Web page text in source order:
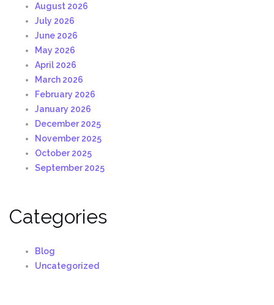
August 2026
July 2026
June 2026
May 2026
April 2026
March 2026
February 2026
January 2026
December 2025
November 2025
October 2025
September 2025
Categories
Blog
Uncategorized